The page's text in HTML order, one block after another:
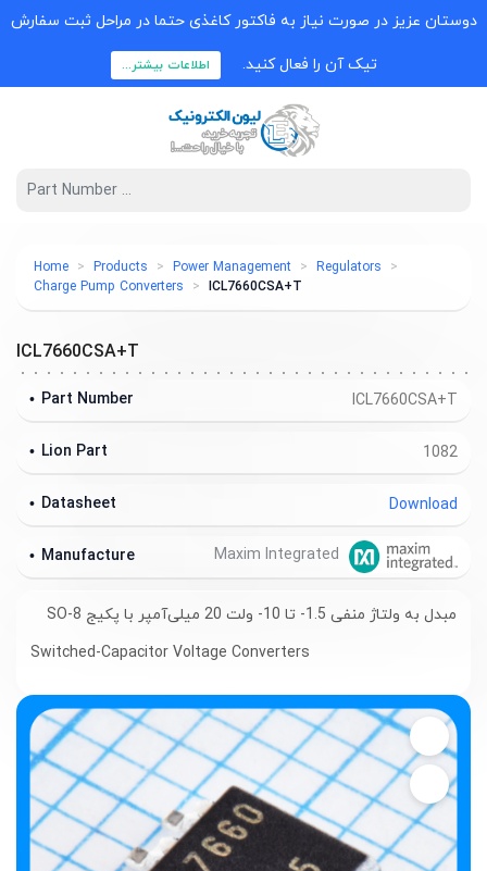
دوستان عزیز در صورت نیاز به فاکتور کاغذی حتما در مراحل ثبت سفارش
تیک آن را فعال کنید. اطلاعات بیشتر...
Home Products Power Management
Regulators
Charge Pump Converters
ICL7660CSA+T
ICL7660CSA+T
ICL7660CSA+T
Part Number
1082
Lion Part
Download
Datasheet
Manufacture
مبدل به ولتاژ منفی 1.5- تا 10- ولت 20 میلی‌آمپر با پکیج SO-8
Switched-Capacitor Voltage Converters